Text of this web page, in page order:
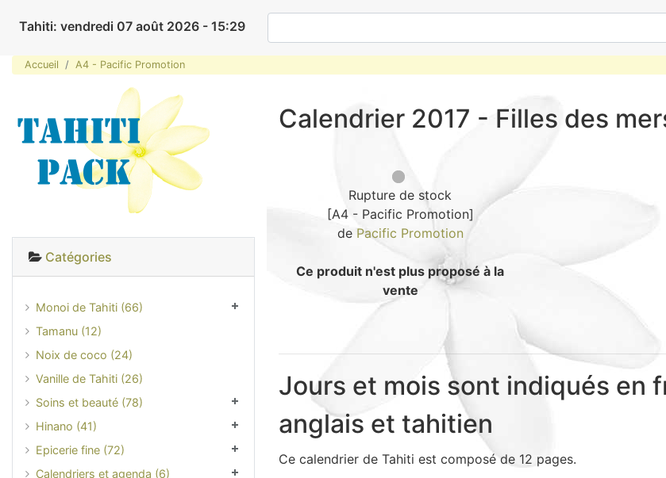
Tahiti: vendredi 07 août 2026 - 15:29
Accueil A4 - Pacific Promotion
Calendrier 2017 - Filles des
Rupture de stock
[A4 - Pacific Promotion]
de Pacific Promotion
Ce produit n'est plus proposé à la
vente
Jours et mois sont indiqués en
anglais et tahitien
Ce calendrier de Tahiti est composé de 12 pages.
Catégories
Monoi de Tahiti (66)
Tamanu (12)
Noix de coco (24)
Vanille de Tahiti (26)
Soins et beauté (78)
Hinano (41)
Epicerie fine (72)
Calendriers et agenda (6)